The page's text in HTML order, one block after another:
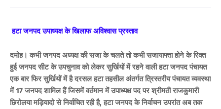
हटा जनपद उपाध्यक्ष के खिलाफ अविश्वास प्रस्ताव
दमोह। कभी जनपद अध्यक्ष की सजा के चलते तो कभी सजायाफ्ता होने के रिक्त
हुई जनपद सीट के उपचुनाव को लेकर सुर्खियों में रहने वाली हटा जनपद पंचायत
एक बार फिर सुर्खियों में है दरसल हटा तहसील अंतर्गत त्रिस्तरीय पंचायत व्यवस्था
में 17 जनपद शामिल हैं जिसमें वर्तमान में उपाध्यक्ष पद पर श्रीमती राजकुमारी
छिरोलया मड़ियादो से निर्वाचित रही है, हटा जनपद के निर्वाचन उपरांत अब तक